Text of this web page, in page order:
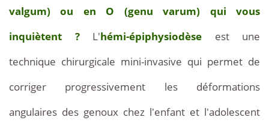
valgum) ou en O (genu varum) qui vous
inquiètent ?L'hémi-épiphysiodèse est une
technique chirurgicale mini-invasive qui permet de
corriger progressivement les déformations
angulaires des genoux chez l'enfant et l'adolescent